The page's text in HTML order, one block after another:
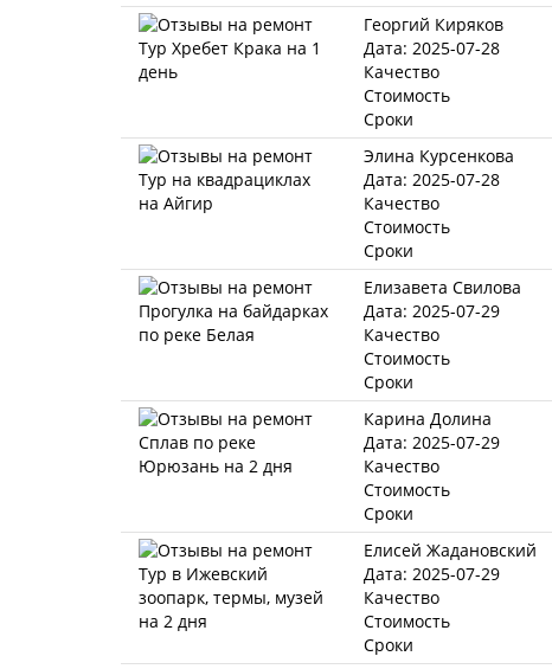
Георгий Киряков
Дата: 2025-07-28
Качество
Стоимость
Сроки
Элина Курсенкова
Дата: 2025-07-28
Качество
Стоимость
Сроки
Елизавета Свилова
Дата: 2025-07-29
Качество
Стоимость
Сроки
Карина Долина
Дата: 2025-07-29
Качество
Стоимость
Сроки
Елисей Жадановский
Дата: 2025-07-29
Качество
Стоимость
Сроки